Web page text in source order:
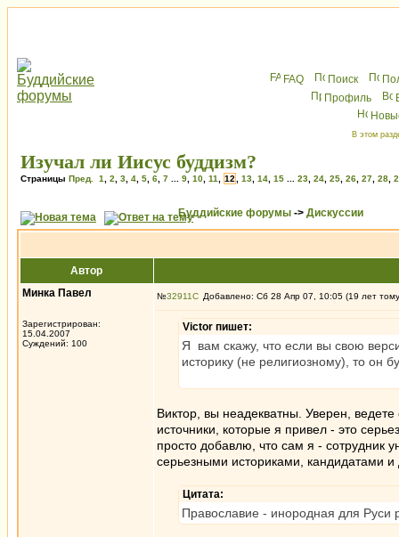
FAQ Поиск
Профиль
В этом
Изучал ли Иисус буддизм?
Страницы Пред. 1 2 3 4 5 6 7 9 10 11 12 13 14 15 23 24 25 26 27 28
Буддийские форумы -> Дискуссии
Автор
Минка Павел
Зарегистрирован:
15.04.2007
Суждений: 100
№32911 Добавлено: Сб 28 Апр 07, 10:05 (19 лет
Victor пишет:
Я вам скажу, что если вы свою
историку (не религиозному), то он
Виктор, вы неадекватны. Уверен,
источники, которые я привел - это
просто добавлю, что сам я - сотрудник
серьезными историками, кандидатами
Цитата:
Православие - инородная для Руси